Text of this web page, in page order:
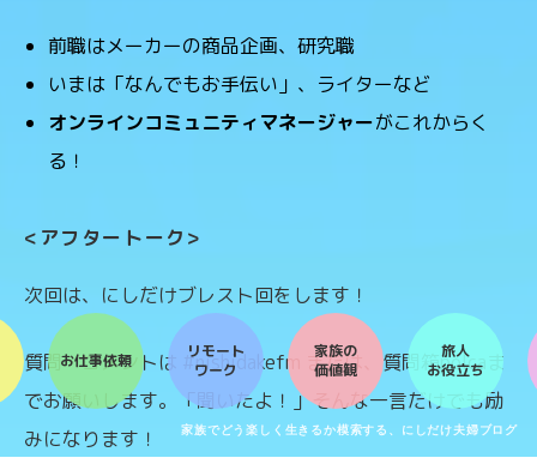
前職はメーカーの商品企画、研究職
いまは「なんでもお手伝い」、ライターなど
オンラインコミュニティマネージャーがこれからく
る！
< アフタートーク >
次回は、にしだけブレスト回をします！
質問・コメントは #nishidakefm または、質問箱polca
ま
でお願いします。「聞いたよ！」そんな一言だけでも励
みになります！
お仕事依頼
リモート
ワーク
家族の
価値観
旅人
お役立ち
家族でどう楽しく生きるか模索する、にしだけ夫婦ブログ